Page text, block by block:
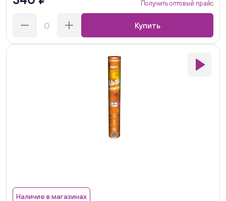
Получить оптовый прайс
Купить
Наличие в магазинах